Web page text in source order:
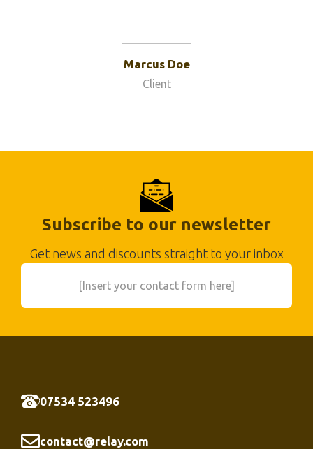
Marcus Doe
Client
Subscribe to our newsletter
Get news and discounts straight to your inbox
[Insert your contact form here]
07534 523496
contact@relay.com